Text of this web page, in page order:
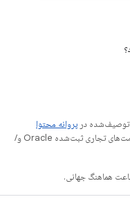
توصیف‌شده در پروانه محتوا
هستند. جاوا و OpenJDK علامت‌های تجاری یا علامت‌های تجاری ثبت‌شده Oracle و/